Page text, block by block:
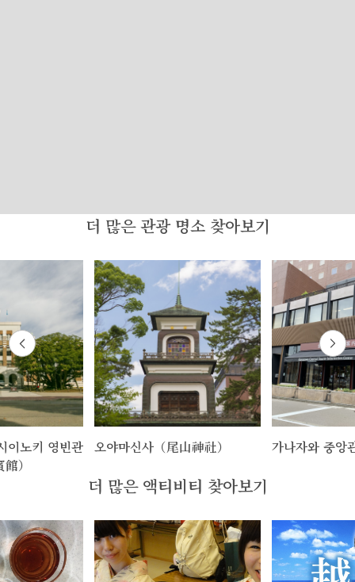
더 많은 관광 명소 찾아보기
이노키 영빈관
）
오야마신사（尾山神社） 가나자와 중앙
더 많은 액티비티 찾아보기